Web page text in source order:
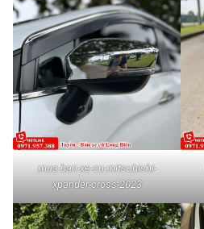
mua-ban-xe-cu-mitsubishi-
xpander-cross-2023